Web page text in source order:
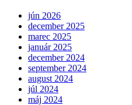
jún 2026
december 2025
marec 2025
január 2025
december 2024
september 2024
august 2024
júl 2024
máj 2024